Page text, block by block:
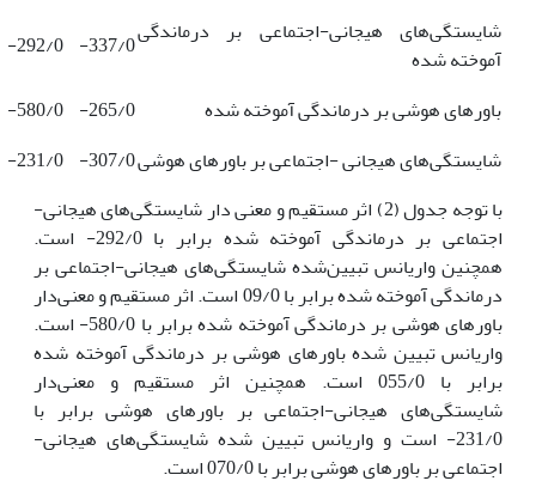
شایستگی‌های هیجانی-اجتماعی بر درماندگی
آموخته شده
337/0-
292/0-
باورهای هوشی بر درماندگی آموخته شده
265/0-
580/0-
شایستگی‌های هیجانی -اجتماعی بر باورهای هوشی307/0-
231/0-
با توجه جدول (2) اثر مستقیم و معنی دار شایستگی‌های هیجانی-
اجتماعی بر درماندگی آموخته شده برابر با 292/0- است.
همچنین واریانس تبیین‌شده شایستگی‌های هیجانی-اجتماعی بر
درماندگی آموخته شده برابر با 09/0 است. اثر مستقیم و معنی‌دار
باورهای هوشی بر درماندگی آموخته شده برابر با 580/0- است.
واریانس تبیین شده باورهای هوشی بر درماندگی آموخته شده
برابر با 055/0 است. همچنین اثر مستقیم و معنی‌دار
شایستگی‌های هیجانی-اجتماعی بر باورهای هوشی برابر با
231/0- است و واریانس تبیین شده شایستگی‌های هیجانی-
اجتماعی بر باورهای هوشی برابر با 070/0 است.